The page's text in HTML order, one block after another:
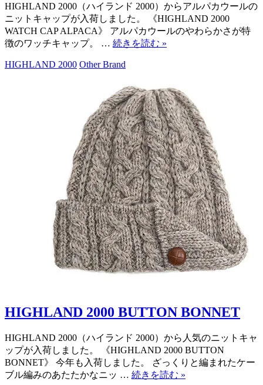
HIGHLAND 2000（ハイランド 2000）からアルパカウールの
ニットキャップが入荷しました。 《HIGHLAND 2000
WATCH CAP ALPACA》 アルパカウールのやわらかさが特
徴のワッチキャップ。 … 続きを読む »
HIGHLAND 2000 Other Brand
HIGHLAND 2000 BUTTON BONNET
HIGHLAND 2000（ハイランド 2000）から人気のニットキャ
ップが入荷しました。 《HIGHLAND 2000 BUTTON
BONNET》 今年も入荷しました。 ざっくりと編まれたケー
ブル編みのあたたかなニッ … 続きを読む »